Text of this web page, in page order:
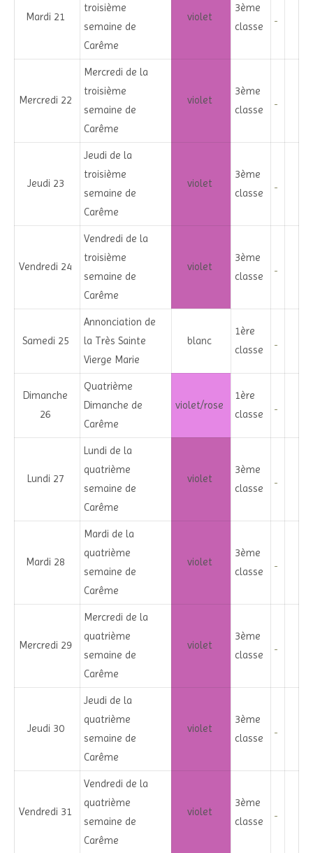
Mardi 21
troisième
semaine de
Carême
violet
3ème
classe
Mercredi 22
Mercredi de la
troisième
semaine de
Carême
violet
3ème
classe
Jeudi 23
Jeudi de la
troisième
semaine de
Carême
violet
3ème
classe
Vendredi 24
Vendredi de la
troisième
semaine de
Carême
violet
3ème
classe
Samedi 25
Annonciation de
la Très Sainte
Vierge Marie
blanc
1ère
classe
Dimanche
26
Quatrième
Dimanche de
Carême
violet/rose
1ère
classe
Lundi 27
Lundi de la
quatrième
semaine de
Carême
violet
3ème
classe
Mardi 28
Mardi de la
quatrième
semaine de
Carême
violet
3ème
classe
Mercredi 29
Mercredi de la
quatrième
semaine de
Carême
violet
3ème
classe
Jeudi 30
Jeudi de la
quatrième
semaine de
Carême
violet
3ème
classe
Vendredi 31
Vendredi de la
quatrième
semaine de
Carême
violet
3ème
classe